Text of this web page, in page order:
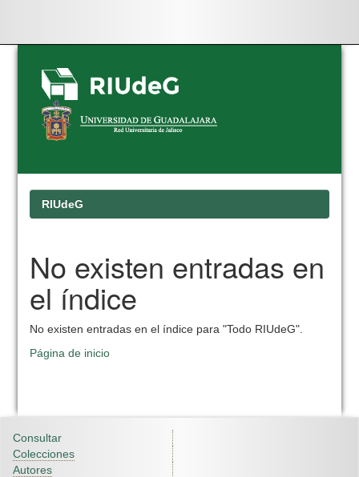
Skip
navigation
RIUdeG
No existen entradas en
el índice
No existen entradas en el índice para "Todo RIUdeG".
Página de inicio
Consultar
Colecciones
Autores